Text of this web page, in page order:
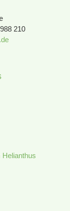
210
Helianthus